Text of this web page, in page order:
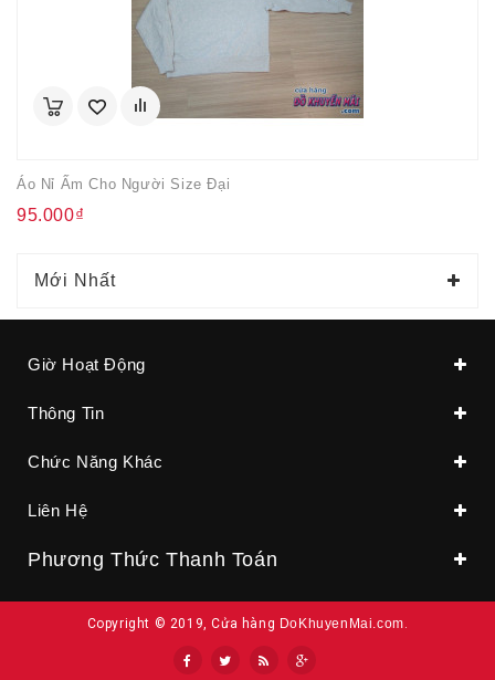
Áo Nỉ Ấm Cho Người Size Đại
95.000₫
Mới Nhất
Giờ Hoạt Động
Thông Tin
Chức Năng Khác
Liên Hệ
Phương Thức Thanh Toán
Copyright © 2019, Cửa hàng DoKhuyenMai.com